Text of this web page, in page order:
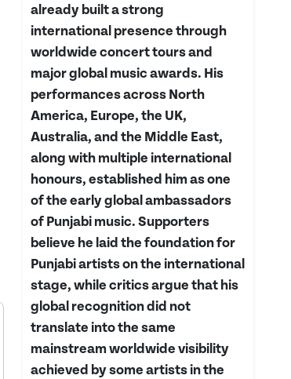
already built a strong
international presence through
worldwide concert tours and
major global music awards. His
performances across North
America, Europe, the UK,
Australia, and the Middle East,
along with multiple international
honours, established him as one
of the early global ambassadors
of Punjabi music. Supporters
believe he laid the foundation for
Punjabi artists on the international
stage, while critics argue that his
global recognition did not
translate into the same
mainstream worldwide visibility
achieved by some artists in the